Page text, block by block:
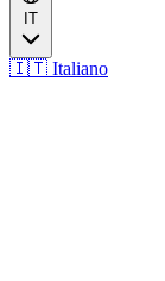
IT
🇮🇹 Italiano